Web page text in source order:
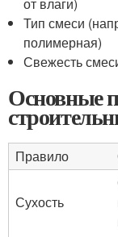
Тип смеси
полимерная)
Свежесть
Основные
Правило
Сухость